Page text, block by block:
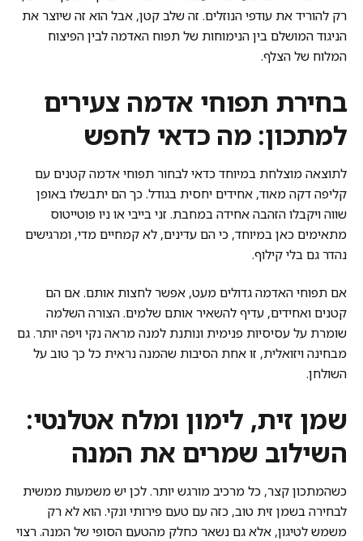
רק להוריד את עודפי הנוזלים. זה שלב קטן, אבל הוא זה שיוצר את
הניגוד המושלם בין הנימוחות של תפוח האדמה לבין הפיצוח
המלוח של הצלף.
בחירת תפוחי אדמה צעירים
למתכון: מה כדאי לחפש
לתוצאה מוצלחת במיוחד כדאי לבחור תפוחי אדמה קטנים עם
קליפה דקה מאוד, אחידים יחסית בגודל. כך הם יתבשלו באופן
שווה ויקבלו הזהבה אחידה במחבת. זני בייבי או ניו פוטייטוס
מתאימים כאן במיוחד, כי הם עדינים, לא קמחיים מדי, ומרגישים
נהדר גם בלי קילוף.
אם תפוחי האדמה גדולים מעט, אפשר לחצות אותם. אם הם
קטנים ואחידים, עדיף להשאיר אותם שלמים. הצורה השלמה
שומרת על עסיסיות פנימית ונותנת למנה מראה נקי ויפה יותר. גם
מבחינה ויזואלית, זו אחת הסיבות שהמנה נראית כל כך טוב על
השולחן.
שמן זית, לימון ומלח אטלנטי:
השילוב שמרים את המנה
כשהמתכון קצר, כל מרכיב מורגש יותר. לכן יש משמעות ממשית
לבחירה בשמן זית טוב, כזה עם טעם פירותי ונקי. הוא לא רק
משמש לטיגון, אלא גם נשאר כחלק מהטעם הסופי של המנה. רצוי